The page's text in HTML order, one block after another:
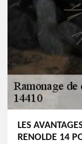
LES
RENOLDE 14